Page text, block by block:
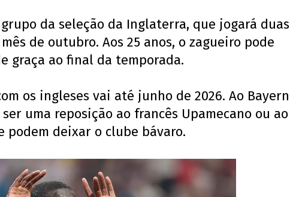
da seleção da Inglaterra, que jogará duas
de outubro. Aos 25 anos, o zagueiro pode
graça ao final da temporada.
os ingleses vai até junho de 2026. Ao Bayern
uma reposição ao francês Upamecano ou ao
podem deixar o clube bávaro.